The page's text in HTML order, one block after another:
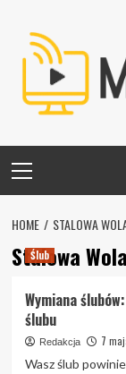
content
Menu
HOME STALOWA
Stalowa
Ślub
Wymiana
ślubu
Redakcja 7
Wasz ślub